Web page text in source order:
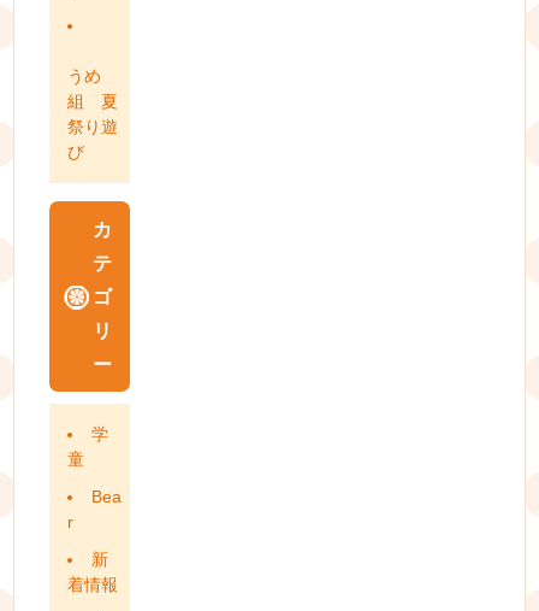
うめ
組 夏
祭り遊
び
カ
テ
ゴ
リ
ー
学
童
Bea
r
新
着情報